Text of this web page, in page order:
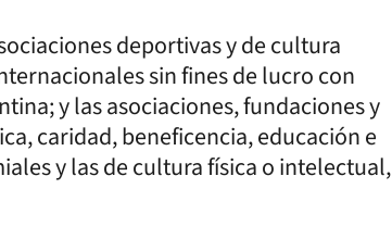
deportivas y de cultura
sin fines de lucro con
y las asociaciones, fundaciones y
caridad, beneficencia, educación e
y las de cultura física o intelectual,